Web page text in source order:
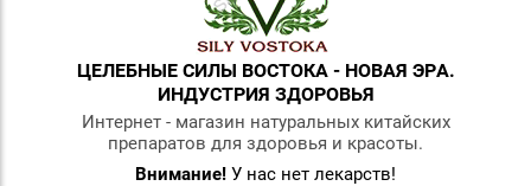
ЦЕЛЕБНЫЕ СИЛЫ ВОСТОКА - НОВАЯ ЭРА.
ИНДУСТРИЯ ЗДОРОВЬЯ
Интернет - магазин натуральных китайских
препаратов для здоровья и красоты.
Внимание! У нас нет лекарств!